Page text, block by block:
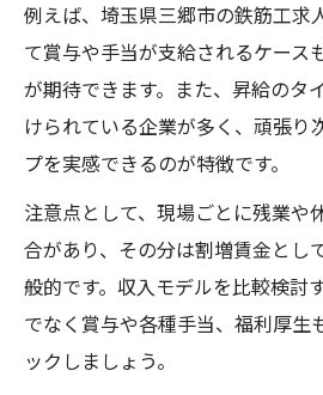
例えば、埼玉県三郷市の鉄筋工求
て賞与や手当が支給されるケース
が期待できます。また、昇給のタ
けられている企業が多く、頑張り
プを実感できるのが特徴です。
注意点として、現場ごとに残業や
合があり、その分は割増賃金とし
般的です。収入モデルを比較検討
でなく賞与や各種手当、福利厚生
ックしましょう。